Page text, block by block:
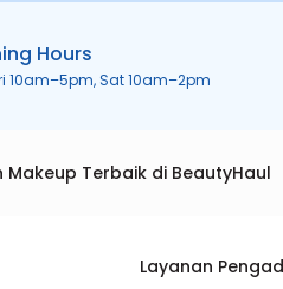
Hours
10am–5pm, Sat 10am–2pm
Terbaik di BeautyHaul
Layanan